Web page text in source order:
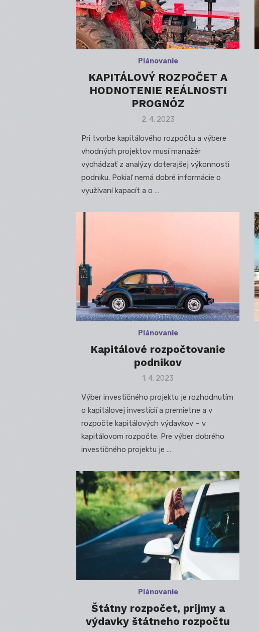
Plánovanie
KAPITÁLOVÝ ROZPOČET A
HODNOTENIE REÁLNOSTI
PROGNÓZ
Posted
2. 4. 2023
Pri tvorbe kapitálového rozpočtu a výbere
vhodných projektov musí manažér
vychádzať z analýzy doterajšej výkonnosti
podniku. Pokiaľ nemá dobré informácie o
využívaní kapacít a o …
Plánovanie
Kapitálové rozpočtovanie
podnikov
Posted
1. 4. 2023
Výber investičného projektu je rozhodnutím
o kapitálovej investícií a premietne a v
rozpočte kapitálových výdavkov – v
kapitálovom rozpočte. Pre výber dobrého
investičného projektu je …
Plánovanie
Štátny rozpočet, príjmy a
výdavky štátneho rozpočtu